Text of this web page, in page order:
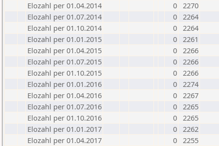
Elozahl per 01.04.2014
0 2270
Elozahl per 01.07.2014
0 2264
Elozahl per 01.10.2014
0 2264
Elozahl per 01.01.2015
0 2261
Elozahl per 01.04.2015
0 2266
Elozahl per 01.07.2015
0 2266
Elozahl per 01.10.2015
0 2266
Elozahl per 01.01.2016
0 2274
Elozahl per 01.04.2016
0 2267
Elozahl per 01.07.2016
0 2265
Elozahl per 01.10.2016
0 2265
Elozahl per 01.01.2017
0 2262
Elozahl per 01.04.2017
0 2255